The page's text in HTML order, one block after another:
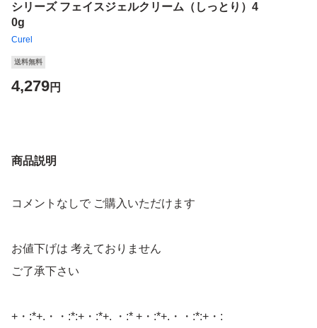
シリーズ フェイスジェルクリーム（しっとり）4
0g
Curel
送料無料
4,279円
商品説明
コメントなしで ご購入いただけます
お値下げは 考えておりません
ご了承下さい
+・:*+.・・:*:+・:*+. ・:* +・:*+.・・:*:+・: